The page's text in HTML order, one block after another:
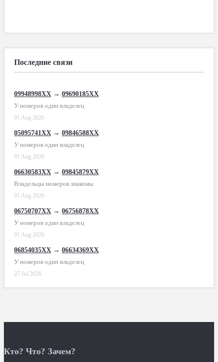
Последние связи
09948998XX → 09690185XX
У номеров один владелец
01 Aug 2026
05095741XX → 09846588XX
У номеров один владелец
01 Aug 2026
06630583XX → 09845879XX
Владельцы номеров знакомы
01 Aug 2026
06750707XX → 06756878XX
У номеров один владелец
01 Aug 2026
06854035XX → 06634369XX
У номеров один владелец
27 Jul 2026
Кто? Что? Зачем?